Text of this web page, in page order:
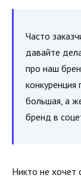
Часто
давайте
про наш
конкуренция
большая, а
бренд в
Никто не хочет